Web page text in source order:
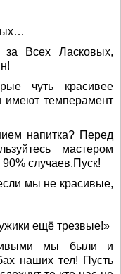
Всех Ласковых,
чуть красивее
имеют темперамент
напитка? Перед
мастером
случаев.Пуск!
мы не красивые,
ещё трезвые!»
мы были и
наших тел! Пусть